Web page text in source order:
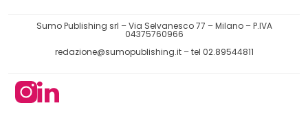
Sumo Publishing srl – Via Selvanesco 77 – Milano – P.IVA
04375760966
redazione@sumopublishing.it– tel 02.89544811